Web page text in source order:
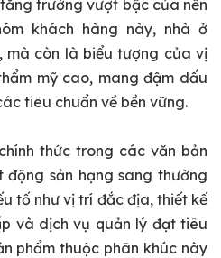
trưởng vượt bậc của nền
khách hàng này, nhà ở
mà còn là biểu tượng của vị
mỹ cao, mang đậm dấu
tiêu chuẩn về bền vững.
thức trong các văn bản
động sản hạng sang thường
tố như vị trí đắc địa, thiết kế
và dịch vụ quản lý đạt tiêu
phẩm thuộc phân khúc này